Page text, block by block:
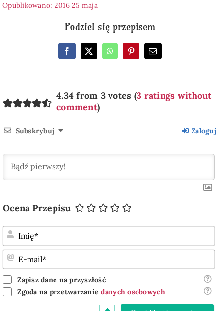
Opublikowano: 2016 25 maja
Podziel się przepisem
4.34 from 3 votes (3 ratings without
comment)
Subskrybuj Zaloguj
Ocena Przepisu
Zapisz dane na przyszłość
Zgoda na przetwarzaniedanych osobowych